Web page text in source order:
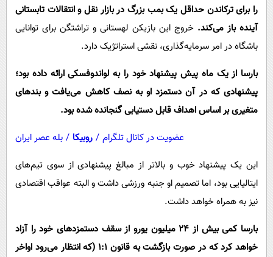
بین الملل
اجتماعی
سیاست خارجی
را برای ترکاندن حداقل یک بمب بزرگ در بازار نقل و انتقالات تابستانی
آینده باز می‌کند.خروج این بازیکن لهستانی و تراشتگن برای توانایی
باشگاه در امر سرمایه‌گذاری، نقشی استراتژیک دارد.
بارسا از یک ماه پیش پیشنهاد خود را به لواندوفسکی ارائه داده بود؛
پیشنهادی که در آن دستمزد او به نصف کاهش می‌یافت و بندهای
متغیری بر اساس اهداف قابل دستیابی گنجانده شده بود.
عضویت در کانال تلگرام / روبیکا / بله عصر ایران
این یک پیشنهاد خوب و بالاتر از مبالغ پیشنهادی از سوی تیم‌های
ایتالیایی بود، اما تصمیم او جنبه ورزشی داشت و البته عواقب اقتصادی
نیز به همراه خواهد داشت.
بارسا کمی بیش از ۲۴ میلیون یورو از سقف دستمزدهای خود را آزاد
خواهد کرد که در صورت بازگشت به قانون ۱:۱ (که انتظار می‌رود اواخر